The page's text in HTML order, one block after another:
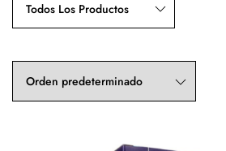
Todos Los Productos